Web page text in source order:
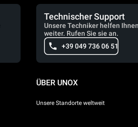
Technischer Support
Unsere Techniker helfen
weiter. Rufen Sie sie an.
+39 049 736 06 51
ÜBER UNOX
Unsere Standorte weltweit